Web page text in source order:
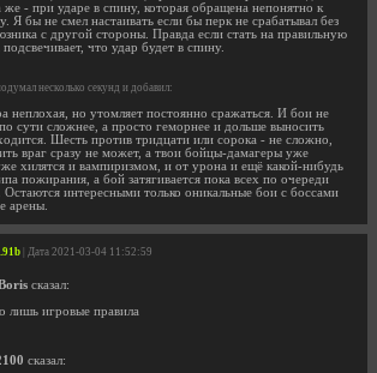
же - при ударе в спину, которая обращена непонятно к
Я бы не смел настаивать если бы перк не срабатывал без
с другой стороны. Правда если стать на правильную
подсвечивает, что удар будет в спину.
несколько секунд и добавил:
неплохая, но утомляет постоянно сражаться. И бои не
по сути сложнее, а просто геморнее и дольше выносить
Шесть против тридцати или сорока - не сложно,
враг сразу не может, а твои бойцы-дамагеры уже
хилятся и вампиризмом, и от урона и ещё какой-нибудь
пожирания, а бой затягивается пока всех по очереди
интересными только оникальные бои с боссами
арены.
| Дата 2021-03-04 11:52:59
сказал:
лишь игровые правила
сказал: